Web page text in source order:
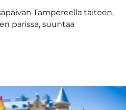
Tampereella taiteen,
parissa, suuntaa